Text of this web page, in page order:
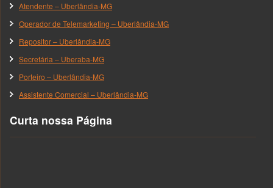
Atendente – Uberlândia-MG
Operador de Telemarketing – Uberlândia-MG
Repositor – Uberlândia-MG
Secretária – Uberaba-MG
Porteiro – Uberlândia-MG
Assistente Comercial – Uberlândia-MG
Curta nossa Página